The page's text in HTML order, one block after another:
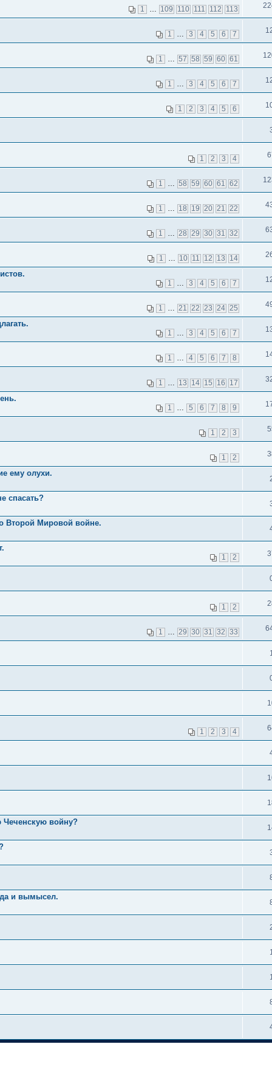
1 109 110 111 112 113
1 3 4 5 6 7
1 57 58 59 60 61
1 3 4 5 6 7
1 2 3 4 5 6
1 2 3 4
1 58 59 60 61 62
1 18 19 20 21 22
1 28 29 30 31 32
1 10 11 12 13 14
1 3 4 5 6 7
1 21 22 23 24 25
1 3 4 5 6 7
1 4 5 6 7 8
1 13 14 15 16 17
1 5 6 7 8 9
1 2 3
1 2
ему олухи.
спасать?
Второй Мировой войне.
1 2
1 2
1 29 30 31 32 33
1
1 2 3 4
войну?
и вымысел.
1
1